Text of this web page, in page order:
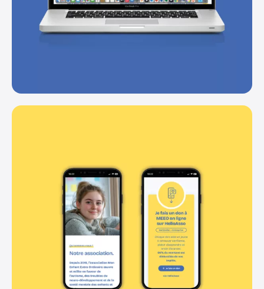
+33 (0)9 84 27 61 16
info@oeil-neuf.com